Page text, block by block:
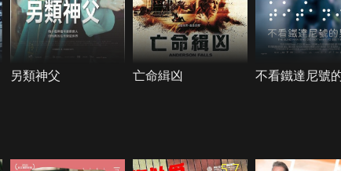
另類神父 亡命緝凶 不看鐵達尼號